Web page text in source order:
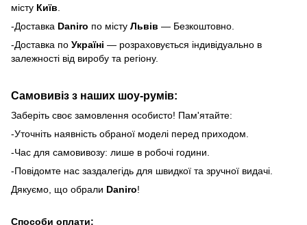
місту Київ
-Доставка Daniro по місту Львів — Безкоштовно.
-Доставка по Україні — розраховується індивідуально в
залежності від виробу та регіону.
Самовивіз з наших шоу-румів:
Заберіть своє замовлення особисто! Пам'ятайте:
-Уточніть наявність обраної моделі перед приходом.
-Час для самовивозу: лише в робочі години.
-Повідомте нас заздалегідь для швидкої та зручної видачі.
Дякуємо, що обрали Daniro!
Способи оплати: